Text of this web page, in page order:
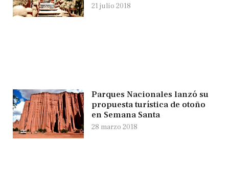
21 julio 2018
Parques Nacionales lanzó su
propuesta turística de otoño
en Semana Santa
28 marzo 2018